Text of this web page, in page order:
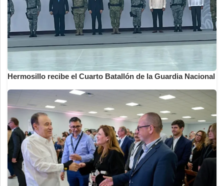
Hermosillo recibe el Cuarto Batallón de la Guardia Nacional